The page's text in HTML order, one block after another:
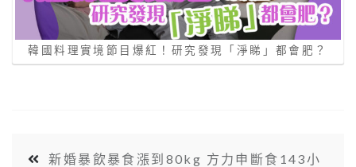
韓國料理實境節目爆紅！研究發現「淨睇」都會肥？
新婚暴飲暴食漲到80kg 方力申斷食143小